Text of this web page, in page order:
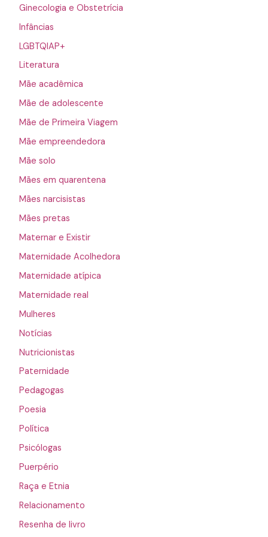
Ginecologia e Obstetrícia
Infâncias
LGBTQIAP+
Literatura
Mãe acadêmica
Mãe de adolescente
Mãe de Primeira Viagem
Mãe empreendedora
Mãe solo
Mães em quarentena
Mães narcisistas
Mães pretas
Maternar e Existir
Maternidade Acolhedora
Maternidade atípica
Maternidade real
Mulheres
Notícias
Nutricionistas
Paternidade
Pedagogas
Poesia
Política
Psicólogas
Puerpério
Raça e Etnia
Relacionamento
Resenha de livro